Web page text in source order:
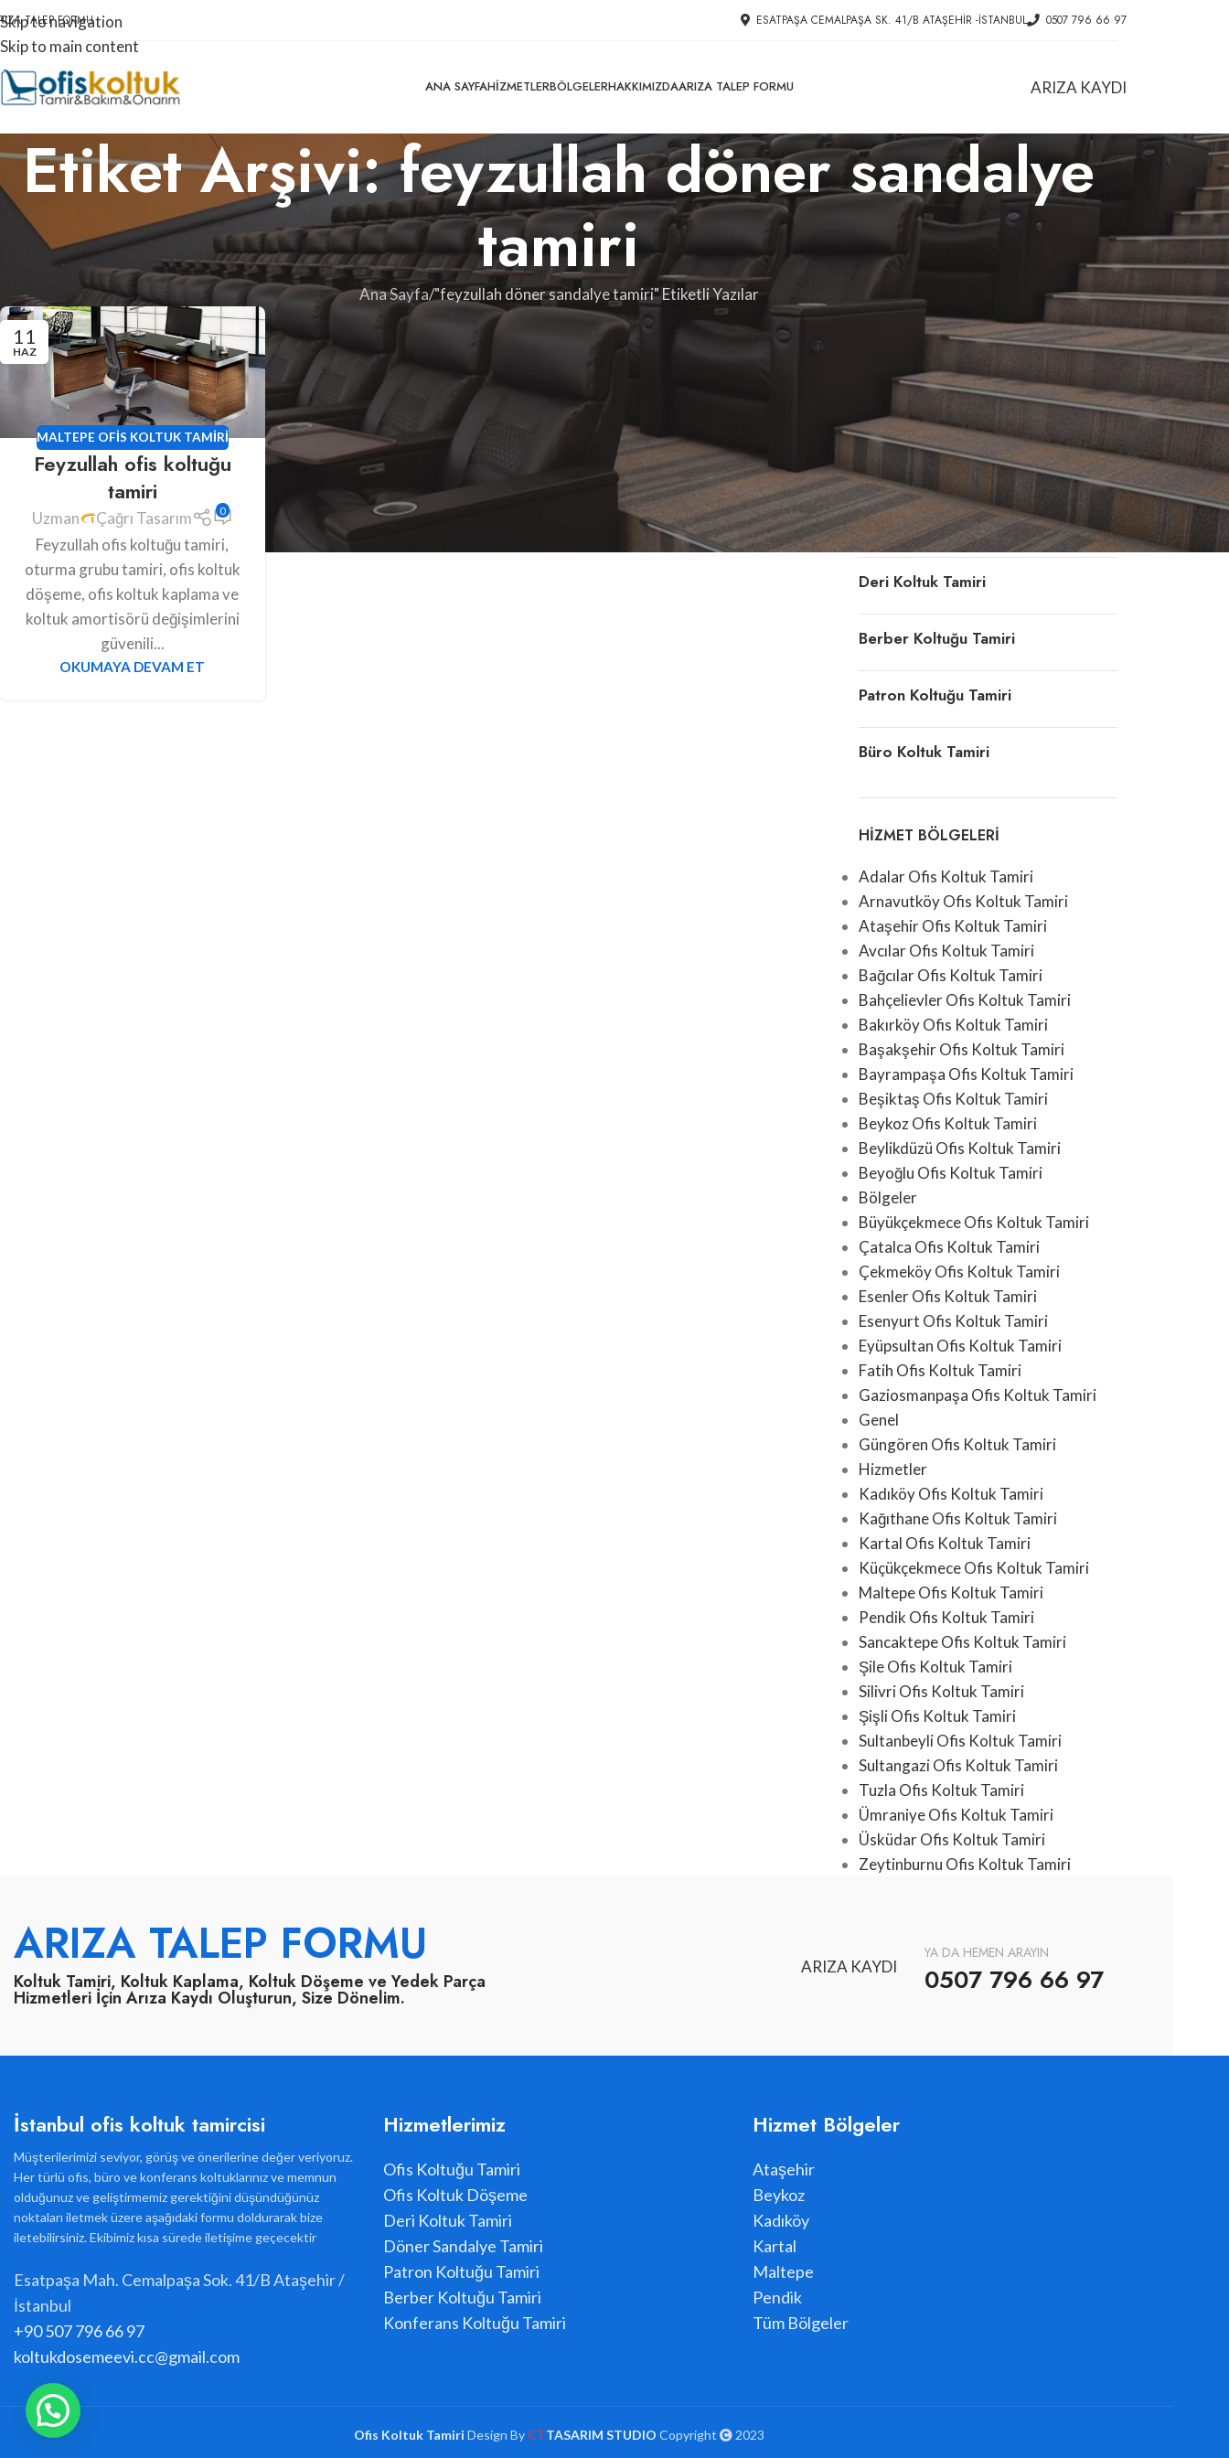
Skip to navigation
Skip to main content
TALEP FORMU ESATPAŞA CEMALPAŞA SK. 41/B ATAŞEHIR -İSTANBUL 0507 796 66 97
ANA SAYFAHIZMETLERBÖLGELERHAKKIMIZDAARIZA TALEP FORMU ARIZA KAYDI
Etiket Arşivi: feyzullah döner sandalye
tamiri
Ana Sayfa "feyzullah döner sandalye tamiri" Etiketli Yazılar
11
HAZ
MALTEPE OFIS KOLTUK TAMIRI
Feyzullah ofis koltuğu
tamiri
Uzman Çağrı Tasarım 0
Feyzullah ofis koltuğu tamiri,
oturma grubu tamiri, ofis koltuk
döşeme, ofis koltuk kaplama ve
koltuk amortisörü değişimlerini
güvenili...
OKUMAYA DEVAM ET
HIZMETLER
Konferans Koltuğu Tamiri
Döner Sandalye Tamiri
Ofis Koltuk Döşeme
Deri Koltuk Tamiri
Berber Koltuğu Tamiri
Patron Koltuğu Tamiri
Büro Koltuk Tamiri
HIZMET BÖLGELERI
Adalar Ofis Koltuk Tamiri
Arnavutköy Ofis Koltuk Tamiri
Ataşehir Ofis Koltuk Tamiri
Avcılar Ofis Koltuk Tamiri
Bağcılar Ofis Koltuk Tamiri
Bahçelievler Ofis Koltuk Tamiri
Bakırköy Ofis Koltuk Tamiri
Başakşehir Ofis Koltuk Tamiri
Bayrampaşa Ofis Koltuk Tamiri
Beşiktaş Ofis Koltuk Tamiri
Beykoz Ofis Koltuk Tamiri
Beylikdüzü Ofis Koltuk Tamiri
Beyoğlu Ofis Koltuk Tamiri
Bölgeler
Büyükçekmece Ofis Koltuk Tamiri
Çatalca Ofis Koltuk Tamiri
Çekmeköy Ofis Koltuk Tamiri
Esenler Ofis Koltuk Tamiri
Esenyurt Ofis Koltuk Tamiri
Eyüpsultan Ofis Koltuk Tamiri
Fatih Ofis Koltuk Tamiri
Gaziosmanpaşa Ofis Koltuk Tamiri
Genel
Güngören Ofis Koltuk Tamiri
Hizmetler
Kadıköy Ofis Koltuk Tamiri
Kağıthane Ofis Koltuk Tamiri
Kartal Ofis Koltuk Tamiri
Küçükçekmece Ofis Koltuk Tamiri
Maltepe Ofis Koltuk Tamiri
Pendik Ofis Koltuk Tamiri
Sancaktepe Ofis Koltuk Tamiri
Şile Ofis Koltuk Tamiri
Silivri Ofis Koltuk Tamiri
Şişli Ofis Koltuk Tamiri
Sultanbeyli Ofis Koltuk Tamiri
Sultangazi Ofis Koltuk Tamiri
Tuzla Ofis Koltuk Tamiri
Ümraniye Ofis Koltuk Tamiri
Üsküdar Ofis Koltuk Tamiri
Zeytinburnu Ofis Koltuk Tamiri
ARIZA TALEP FORMU
Koltuk Tamiri, Koltuk Kaplama, Koltuk Döşeme ve Yedek Parça
Hizmetleri İçin Arıza Kaydı Oluşturun, Size Dönelim.
ARIZA KAYDI
YA DA HEMEN ARAYIN
0507 796 66 97
İstanbul ofis koltuk tamircisi
Müşterilerimizi seviyor, görüş ve önerilerine değer veriyoruz.
Her türlü ofis, büro ve konferans koltuklarınız ve memnun
olduğunuz ve geliştirmemiz gerektiğini düşündüğünüz
noktaları iletmek üzere aşağıdaki formu doldurarak bize
iletebilirsiniz. Ekibimiz kısa sürede iletişime geçecektir
Esatpaşa Mah. Cemalpaşa Sok. 41/B Ataşehir /
İstanbul
+90 507 796 66 97
koltukdosemeevi.cc@gmail.com
Hizmetlerimiz
Ofis Koltuğu Tamiri
Ofis Koltuk Döşeme
Deri Koltuk Tamiri
Döner Sandalye Tamiri
Patron Koltuğu Tamiri
Berber Koltuğu Tamiri
Konferans Koltuğu Tamiri
Hizmet Bölgeler
Ataşehir
Beykoz
Kadıköy
Kartal
Maltepe
Pendik
Tüm Bölgeler
Ofis Koltuk Tamiri Design By CTTASARIM STUDIO Copyright 2023